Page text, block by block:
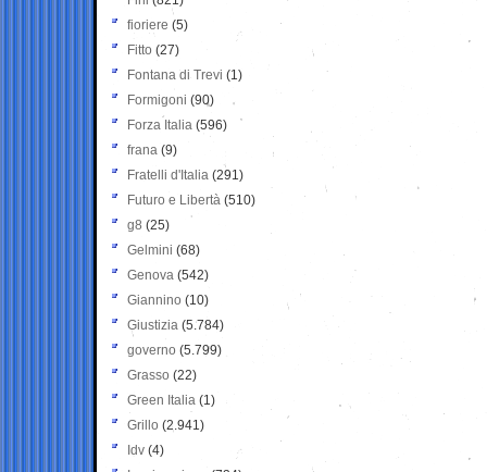
fioriere (5)
Fitto (27)
Fontana di Trevi (1)
Formigoni (90)
Forza Italia (596)
frana (9)
Fratelli d'Italia (291)
Futuro e Libertà (510)
g8 (25)
Gelmini (68)
Genova (542)
Giannino (10)
Giustizia (5.784)
governo (5.799)
Grasso (22)
Green Italia (1)
Grillo (2.941)
Idv (4)